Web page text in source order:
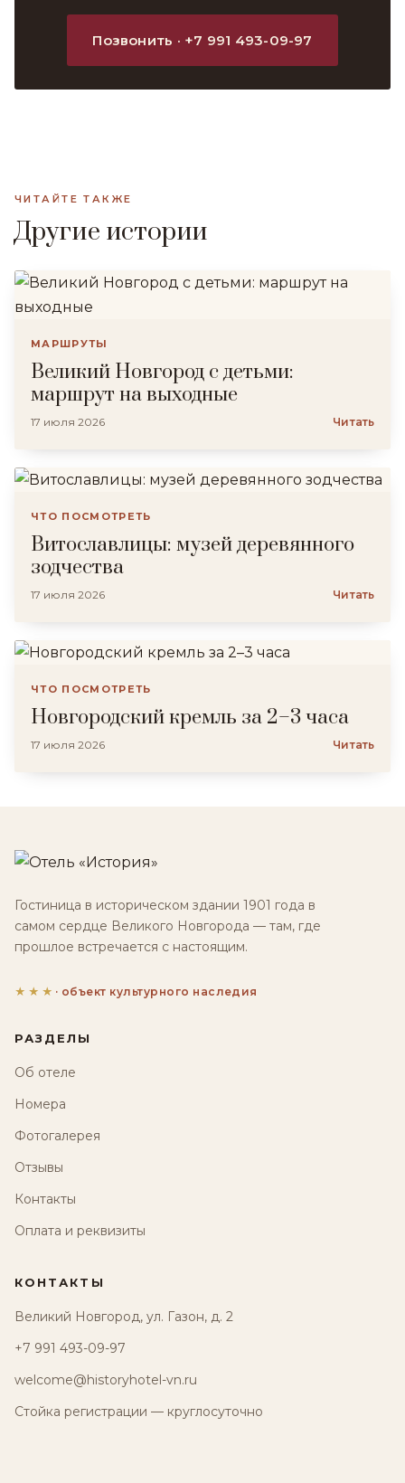
Позвонить · +7 991 493-09-97
ЧИТАЙТЕ ТАКЖЕ
Другие истории
МАРШРУТЫ
Великий Новгород с детьми:
маршрут на выходные
17 июля 2026 Читать
ЧТО ПОСМОТРЕТЬ
Витославлицы: музей деревянного
зодчества
17 июля 2026 Читать
ЧТО ПОСМОТРЕТЬ
Новгородский кремль за 2–3 часа
17 июля 2026 Читать
Гостиница в историческом здании 1901 года в
самом сердце Великого Новгорода — там, где
прошлое встречается с настоящим.
★★★ · объект культурного наследия
РАЗДЕЛЫ
Об отеле
Номера
Фотогалерея
Отзывы
Контакты
Оплата и реквизиты
КОНТАКТЫ
Великий Новгород, ул. Газон, д. 2
+7 991 493-09-97
welcome@historyhotel-vn.ru
Стойка регистрации — круглосуточно